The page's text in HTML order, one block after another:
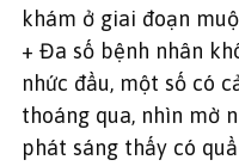
khám ở giai đoạn
+ Đa số bệnh nhân
nhức đầu, một số có
thoáng qua, nhìn mờ
phát sáng thấy có